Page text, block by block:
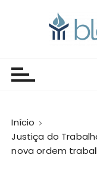
Início
Justiça do
nova ordem